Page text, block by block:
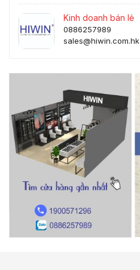
Kinh doanh bán lẻ
0886257989
sales@hiwin.com.hk